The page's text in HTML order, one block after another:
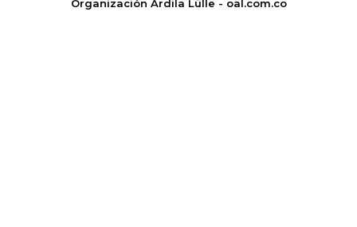
Organización Ardila Lülle - oal.com.co